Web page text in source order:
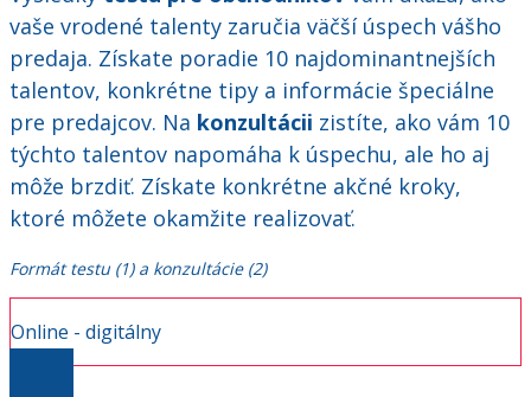
vaše vrodené talenty zaručia väčší úspech vášho
predaja. Získate poradie 10 najdominantnejších
talentov, konkrétne tipy a informácie špeciálne
pre predajcov. Na konzultácii zistíte, ako vám 10
týchto talentov napomáha k úspechu, ale ho aj
môže brzdiť. Získate konkrétne akčné kroky,
ktoré môžete okamžite realizovať.
Formát testu (1) a konzultácie (2)
Online - digitálny